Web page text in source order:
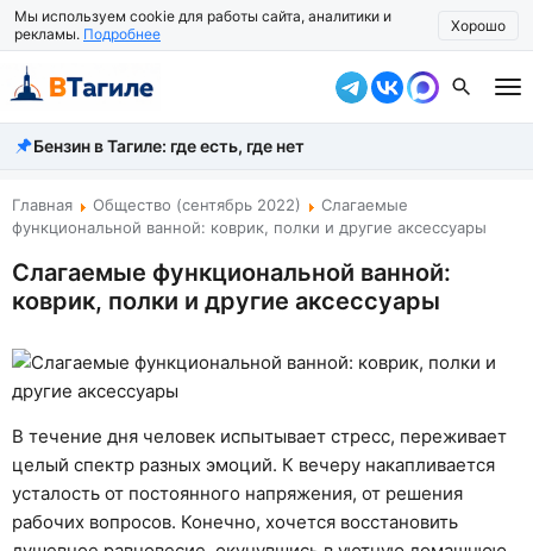
Мы используем cookie для работы сайта, аналитики и
рекламы. Подробнее Хорошо
Все новости
Происшествия
Власть
Жизнь
Экономика
Общество
Рассказать новость
Бензин в Тагиле: где есть, где нет
Главная Общество (сентябрь 2022)
Слагаемые
функциональной ванной: коврик, полки и другие аксессуары
Слагаемые функциональной ванной:
коврик, полки и другие аксессуары
В течение дня человек испытывает стресс, переживает
целый спектр разных эмоций. К вечеру накапливается
усталость от постоянного напряжения, от решения
рабочих вопросов. Конечно, хочется восстановить